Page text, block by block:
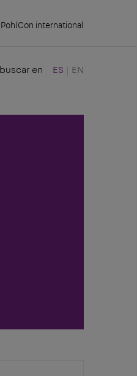
PohlCon international
buscar en ES EN